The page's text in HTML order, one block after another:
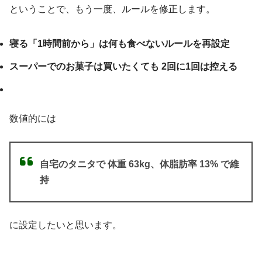
ということで、もう一度、ルールを修正します。
寝る「1時間前から」は何も食べないルールを再設定
スーパーでのお菓子は買いたくても 2回に1回は控える
数値的には
自宅のタニタで 体重 63kg、体脂肪率 13% で維
持
に設定したいと思います。